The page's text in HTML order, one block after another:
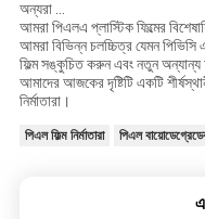
অন্যরা ...
আমরা পিএলএ প্লাস্টিক ফিল্মের
আমরা বিভিন্ন চলচ্চিত্র যেমন পিভিসি
ফিল্ম সঙ্কুচিত করুন এবং নতুন অন্যান্য
আমাদের আজকের দৃষ্টিটি একটি
নির্মাতারা।
পিএল ফিল্ম নির্মাতারা পিএল